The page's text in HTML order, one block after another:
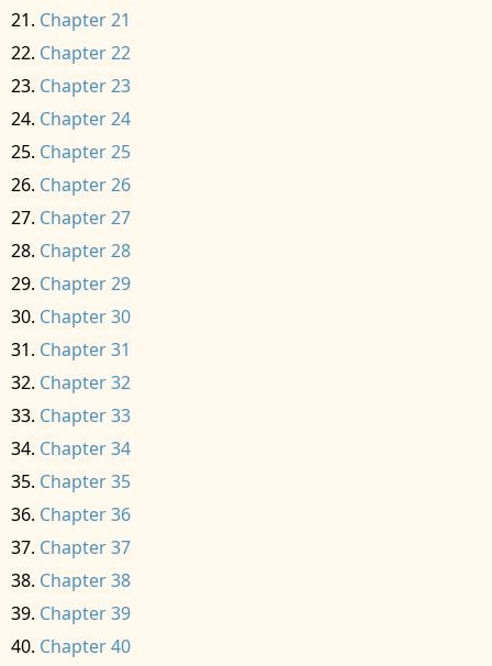
Chapter 21
Chapter 22
Chapter 23
Chapter 24
Chapter 25
Chapter 26
Chapter 27
Chapter 28
Chapter 29
Chapter 30
Chapter 31
Chapter 32
Chapter 33
Chapter 34
Chapter 35
Chapter 36
Chapter 37
Chapter 38
Chapter 39
Chapter 40